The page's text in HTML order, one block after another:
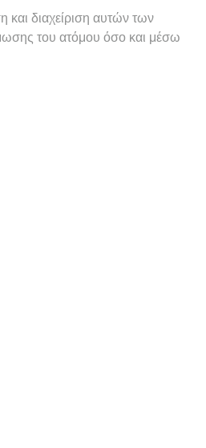
διαχείριση αυτών των
του ατόμου όσο και μέσω